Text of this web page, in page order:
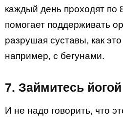
каждый день проходят по
помогает поддерживать
разрушая суставы, как
например, с бегунами.
7. Займитесь йогой
И не надо говорить, что